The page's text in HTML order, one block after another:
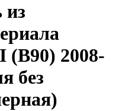
из
(B90) 2008-
без